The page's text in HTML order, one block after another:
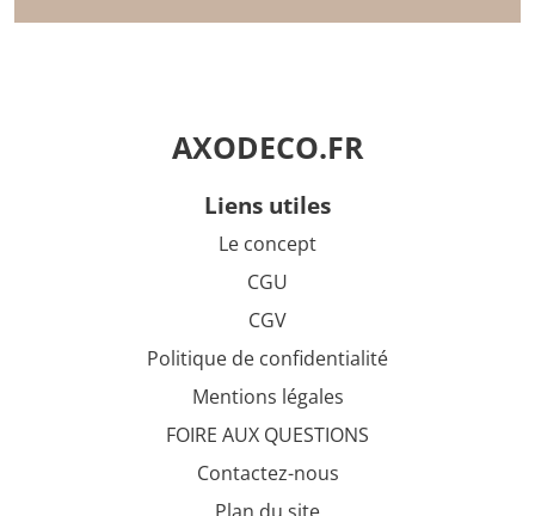
AXODECO.FR
liens utiles
Le concept
CGU
CGV
Politique de confidentialité
Mentions légales
FOIRE AUX QUESTIONS
Contactez-nous